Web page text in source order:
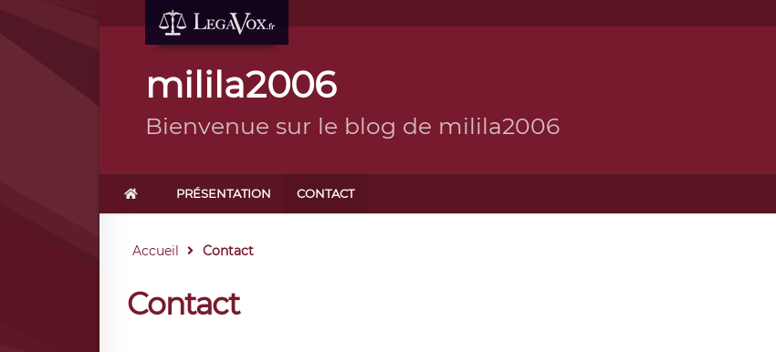
milila2006
Bienvenue sur le blog de milila2006
PRÉSENTATION CONTACT
Accueil Contact
Contact